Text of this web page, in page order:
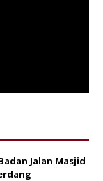
Jalan Masjid